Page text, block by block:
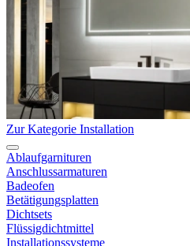
Zur Kategorie Installation
Ablaufgarnituren
Anschlussarmaturen
Badeofen
Betätigungsplatten
Dichtsets
Flüssigdichtmittel
Installationssysteme